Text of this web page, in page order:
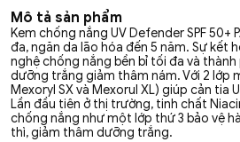
Mô tả sản phẩm
Kem chống nắng UV Defender SPF 50+
đa, ngăn da lão hóa đến 5 năm. Sự kết
nghệ chống nắng bền bỉ tối đa và thành
dưỡng trắng giảm thâm nám. Với 2 lớp
Mexoryl SX và Mexorul XL) giúp cản tia
Lần đầu tiên ở thị trường, tinh chất
chống nắng như một lớp thứ 3 bảo vệ
thì, giảm thâm dưỡng trắng.